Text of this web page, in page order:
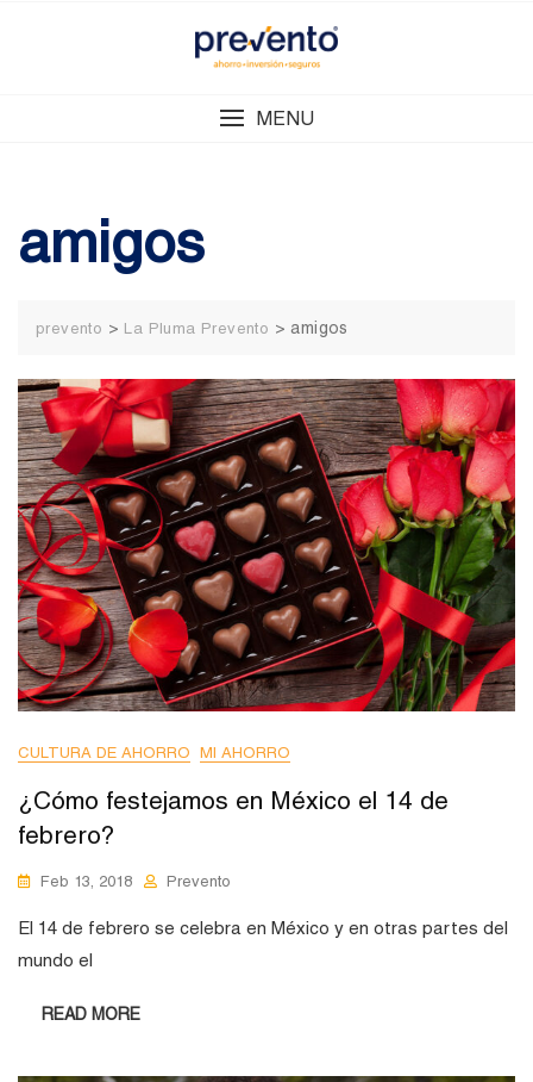
MENU
amigos
prevento > La Pluma Prevento >amigos
CULTURA DE AHORRO MI AHORRO
¿Cómo festejamos en México el 14 de
febrero?
Feb 13, 2018 Prevento
El 14 de febrero se celebra en México y en otras partes del
mundo el
READ MORE